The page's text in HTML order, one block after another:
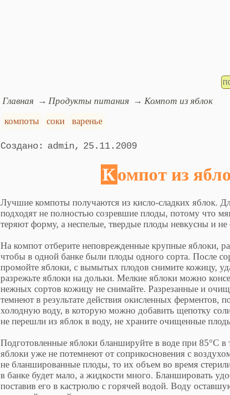
Главная Продукты питания
Компот из яблок
компоты
соки варенье
admin 25.11.2009
Компот из
Лучшие компоты получаются из кисло-сладких яблок.
подходят не полностью созревшие плоды, потому что
теряют форму, а неспелые, твердые плоды невкусны и
На компот отберите неповрежденные крупные яблоки,
чтобы в одной банке были плоды одного сорта. После
промойте яблоки, с вымытых плодов снимите кожицу,
разрежьте яблоки на дольки. Мелкие яблоки можно
нежных сортов кожицу не снимайте. Разрезанные и
темнеют в результате действия окисленных ферментов,
холодную воду, в которую можно добавить щепотку
не перешли из яблок в воду, не храните очищенные
Подготовленные яблоки бланшируйте в воде при 85°С в
яблоки уже не потемнеют от соприкосновения с
не бланшированные плоды, то их объем во время
в банке будет мало, а жидкости много. Бланшировать
поставив его в кастрюлю с горячей водой. Воду